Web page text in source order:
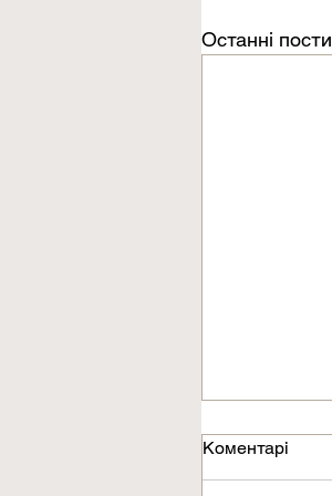
Останні пости
Коментарі